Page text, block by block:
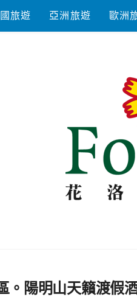
旅遊 亞洲旅遊 歐洲
。陽明山天籟渡假